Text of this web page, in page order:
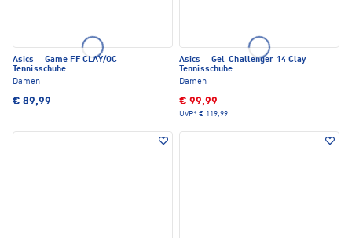
Asics · Game FF CLAY/OC
Tennisschuhe
Damen
€ 89,99
Asics · Gel-Challenger 14 Clay
Tennisschuhe
Damen
€ 99,99
UVP* € 119,99